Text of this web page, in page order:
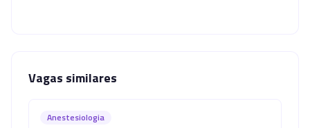
Vagas similares
Anestesiologia